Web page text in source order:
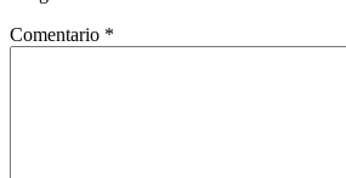
Comentario *